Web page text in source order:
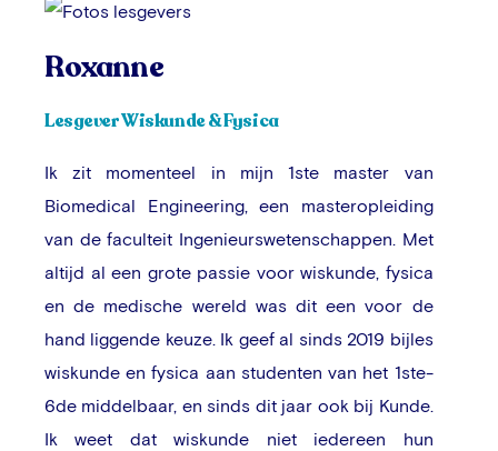
Roxanne
Lesgever Wiskunde & Fysica
Ik zit momenteel in mijn 1ste master van
Biomedical Engineering, een masteropleiding
van de faculteit Ingenieurswetenschappen. Met
altijd al een grote passie voor wiskunde, fysica
en de medische wereld was dit een voor de
hand liggende keuze. Ik geef al sinds 2019 bijles
wiskunde en fysica aan studenten van het 1ste-
6de middelbaar, en sinds dit jaar ook bij Kunde.
Ik weet dat wiskunde niet iedereen hun